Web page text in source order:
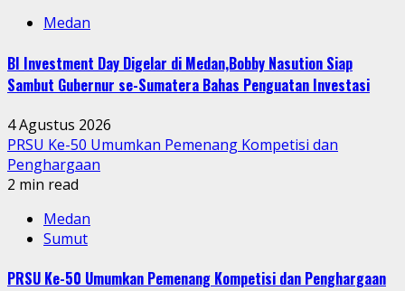
Medan
BI Investment Day Digelar di Medan,Bobby Nasution Siap
Sambut Gubernur se-Sumatera Bahas Penguatan Investasi
4 Agustus 2026
PRSU Ke-50 Umumkan Pemenang Kompetisi dan
Penghargaan
2 min read
Medan
Sumut
PRSU Ke-50 Umumkan Pemenang Kompetisi dan Penghargaan